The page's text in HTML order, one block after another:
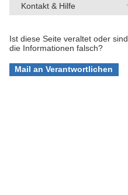
Kontakt & Hilfe
Ist diese Seite veraltet oder sind
die Informationen falsch?